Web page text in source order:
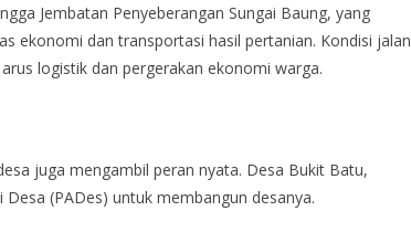
Jembatan Penyeberangan Sungai Baung, yang
ekonomi dan transportasi hasil pertanian. Kondisi jalan
logistik dan pergerakan ekonomi warga.
juga mengambil peran nyata. Desa Bukit Batu,
(PADes) untuk membangun desanya.